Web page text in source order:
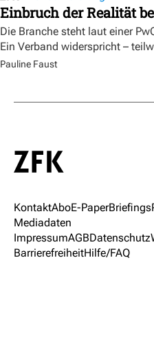
Einbruch der Realität
Die Branche steht laut einer
Ein Verband widerspricht –
Pauline Faust
KontaktAboE-PaperBriefings
Mediadaten
ImpressumAGBDatenschutz
BarrierefreiheitHilfe/FAQ